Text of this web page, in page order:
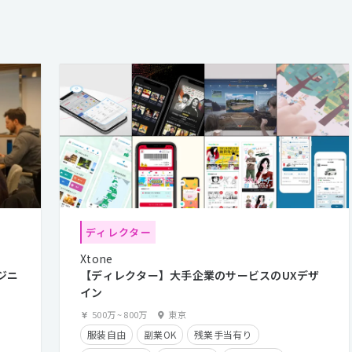
ニ
ディレクター
Xtone
【ディレクター】大手企業のサービスのUXデザ
イン
500万~800万 東京
服装自由 副業OK
残業手当有り